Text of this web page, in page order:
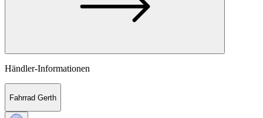
Händler-Informationen
Fahrrad Gerth